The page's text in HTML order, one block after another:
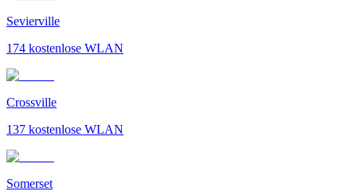
Sevierville
174 kostenlose WLAN
Crossville
137 kostenlose WLAN
Somerset